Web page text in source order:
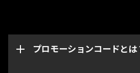
プロモーションコードとは
プロモーションコードはグリ
ています。プロモーションコ
このページからはWarframeア